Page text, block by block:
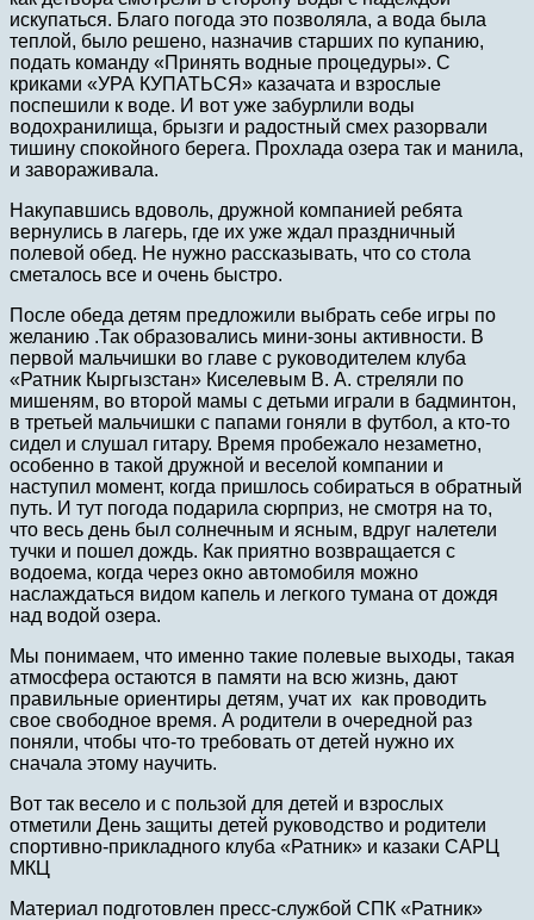
искупаться. Благо погода это позволяла, а вода была
теплой, было решено, назначив старших по купанию,
подать команду «Принять водные процедуры». С
криками «УРА КУПАТЬСЯ» казачата и взрослые
поспешили к воде. И вот уже забурлили воды
водохранилища, брызги и радостный смех разорвали
тишину спокойного берега. Прохлада озера так и манила,
и завораживала.
Накупавшись вдоволь, дружной компанией ребята
вернулись в лагерь, где их уже ждал праздничный
полевой обед. Не нужно рассказывать, что со стола
сметалось все и очень быстро.
После обеда детям предложили выбрать себе игры по
желанию .Так образовались мини-зоны активности. В
первой мальчишки во главе с руководителем клуба
«Ратник Кыргызстан» Киселевым В. А. стреляли по
мишеням, во второй мамы с детьми играли в бадминтон,
в третьей мальчишки с папами гоняли в футбол, а кто-то
сидел и слушал гитару. Время пробежало незаметно,
особенно в такой дружной и веселой компании и
наступил момент, когда пришлось собираться в обратный
путь. И тут погода подарила сюрприз, не смотря на то,
что весь день был солнечным и ясным, вдруг налетели
тучки и пошел дождь. Как приятно возвращается с
водоема, когда через окно автомобиля можно
наслаждаться видом капель и легкого тумана от дождя
над водой озера.
Мы понимаем, что именно такие полевые выходы, такая
атмосфера остаются в памяти на всю жизнь, дают
правильные ориентиры детям, учат их как проводить
свое свободное время. А родители в очередной раз
поняли, чтобы что-то требовать от детей нужно их
сначала этому научить.
Вот так весело и с пользой для детей и взрослых
отметили День защиты детей руководство и родители
спортивно-прикладного клуба «Ратник» и казаки САРЦ
МКЦ
Материал подготовлен пресс-службой СПК «Ратник»